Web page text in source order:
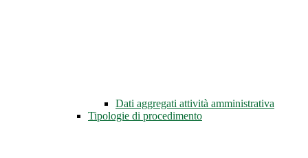
Dati aggregati attività amministrativa
Tipologie di procedimento